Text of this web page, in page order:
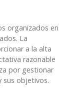
organizados en
La
a la alta
razonable
por gestionar
sus objetivos.